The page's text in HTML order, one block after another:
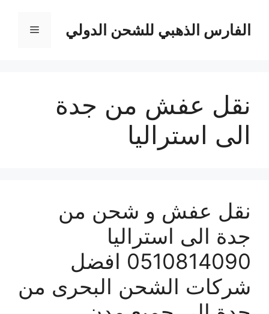
المحتوىالفارس الذهبي للشحن الدولي القائمة
نقل عفش من جدة
الى استراليا
نقل عفش و شحن من
جدة الى استراليا
0510814090 افضل
شركات الشحن البحرى من